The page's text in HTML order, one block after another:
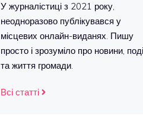
У журналістиці з 2021 року,
неодноразово публікувався у
місцевих онлайн-виданях. Пишу
просто і зрозуміло про новини,
та життя громади.
Всі статті